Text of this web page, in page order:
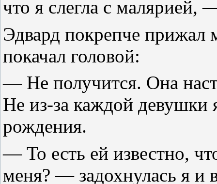
что я слегла с малярией,
Эдвард покрепче прижал
покачал головой:
— Не получится. Она
Не из-за каждой девушки
рождения.
— То есть ей известно,
меня? — задохнулась я и